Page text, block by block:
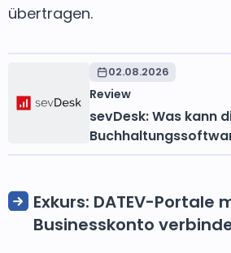
übertragen.
02.08.2026
Review
sevDesk: Was kann
Exkurs: DATEV-Portale
Businesskonto